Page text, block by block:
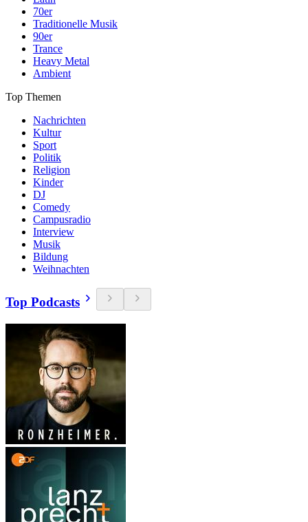
70er
Traditionelle Musik
90er
Trance
Heavy Metal
Ambient
Top Themen
Nachrichten
Kultur
Sport
Politik
Religion
Kinder
DJ
Comedy
Campusradio
Interview
Musik
Bildung
Weihnachten
Top Podcasts